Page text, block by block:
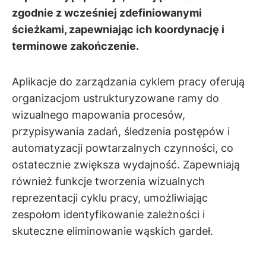
zgodnie z wcześniej zdefiniowanymi
ścieżkami, zapewniając ich koordynację i
terminowe zakończenie.
Aplikacje do zarządzania cyklem pracy oferują
organizacjom ustrukturyzowane ramy do
wizualnego mapowania procesów,
przypisywania zadań, śledzenia postępów i
automatyzacji powtarzalnych czynności, co
ostatecznie zwiększa wydajność. Zapewniają
również funkcje tworzenia wizualnych
reprezentacji cyklu pracy, umożliwiając
zespołom identyfikowanie zależności i
skuteczne eliminowanie wąskich gardeł.